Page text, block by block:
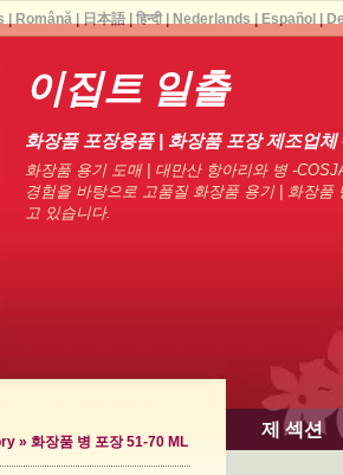
이집트 일출
화장품 포장용품 | 화장품 포장 제조업
화장품 용기 도매 | 대만산 항아리와 병 -
경험을 바탕으로 고품질 화장품 용기 | 화장품
고 있습니다.
» 화장품 병 포장 51-70 ML
제 섹션
Română| 日本語| हिन्दी| Nederlands Español